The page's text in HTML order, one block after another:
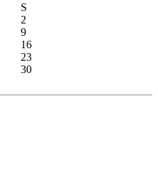
S
2
9
16
23
30